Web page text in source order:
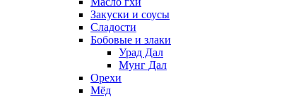
Закуски и соусы
Сладости
Бобовые и злаки
Урад Дал
Мунг Дал
Орехи
Мёд